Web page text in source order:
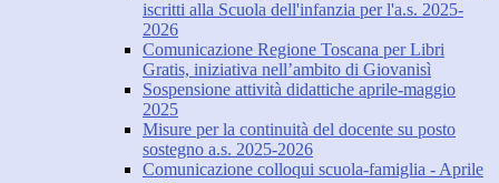
iscritti alla Scuola dell'infanzia per l'a.s. 2025-
2026
Comunicazione Regione Toscana per Libri
Gratis, iniziativa nell’ambito di Giovanisì
Sospensione attività didattiche aprile-maggio
2025
Misure per la continuità del docente su posto
sostegno a.s. 2025-2026
Comunicazione colloqui scuola-famiglia - Aprile